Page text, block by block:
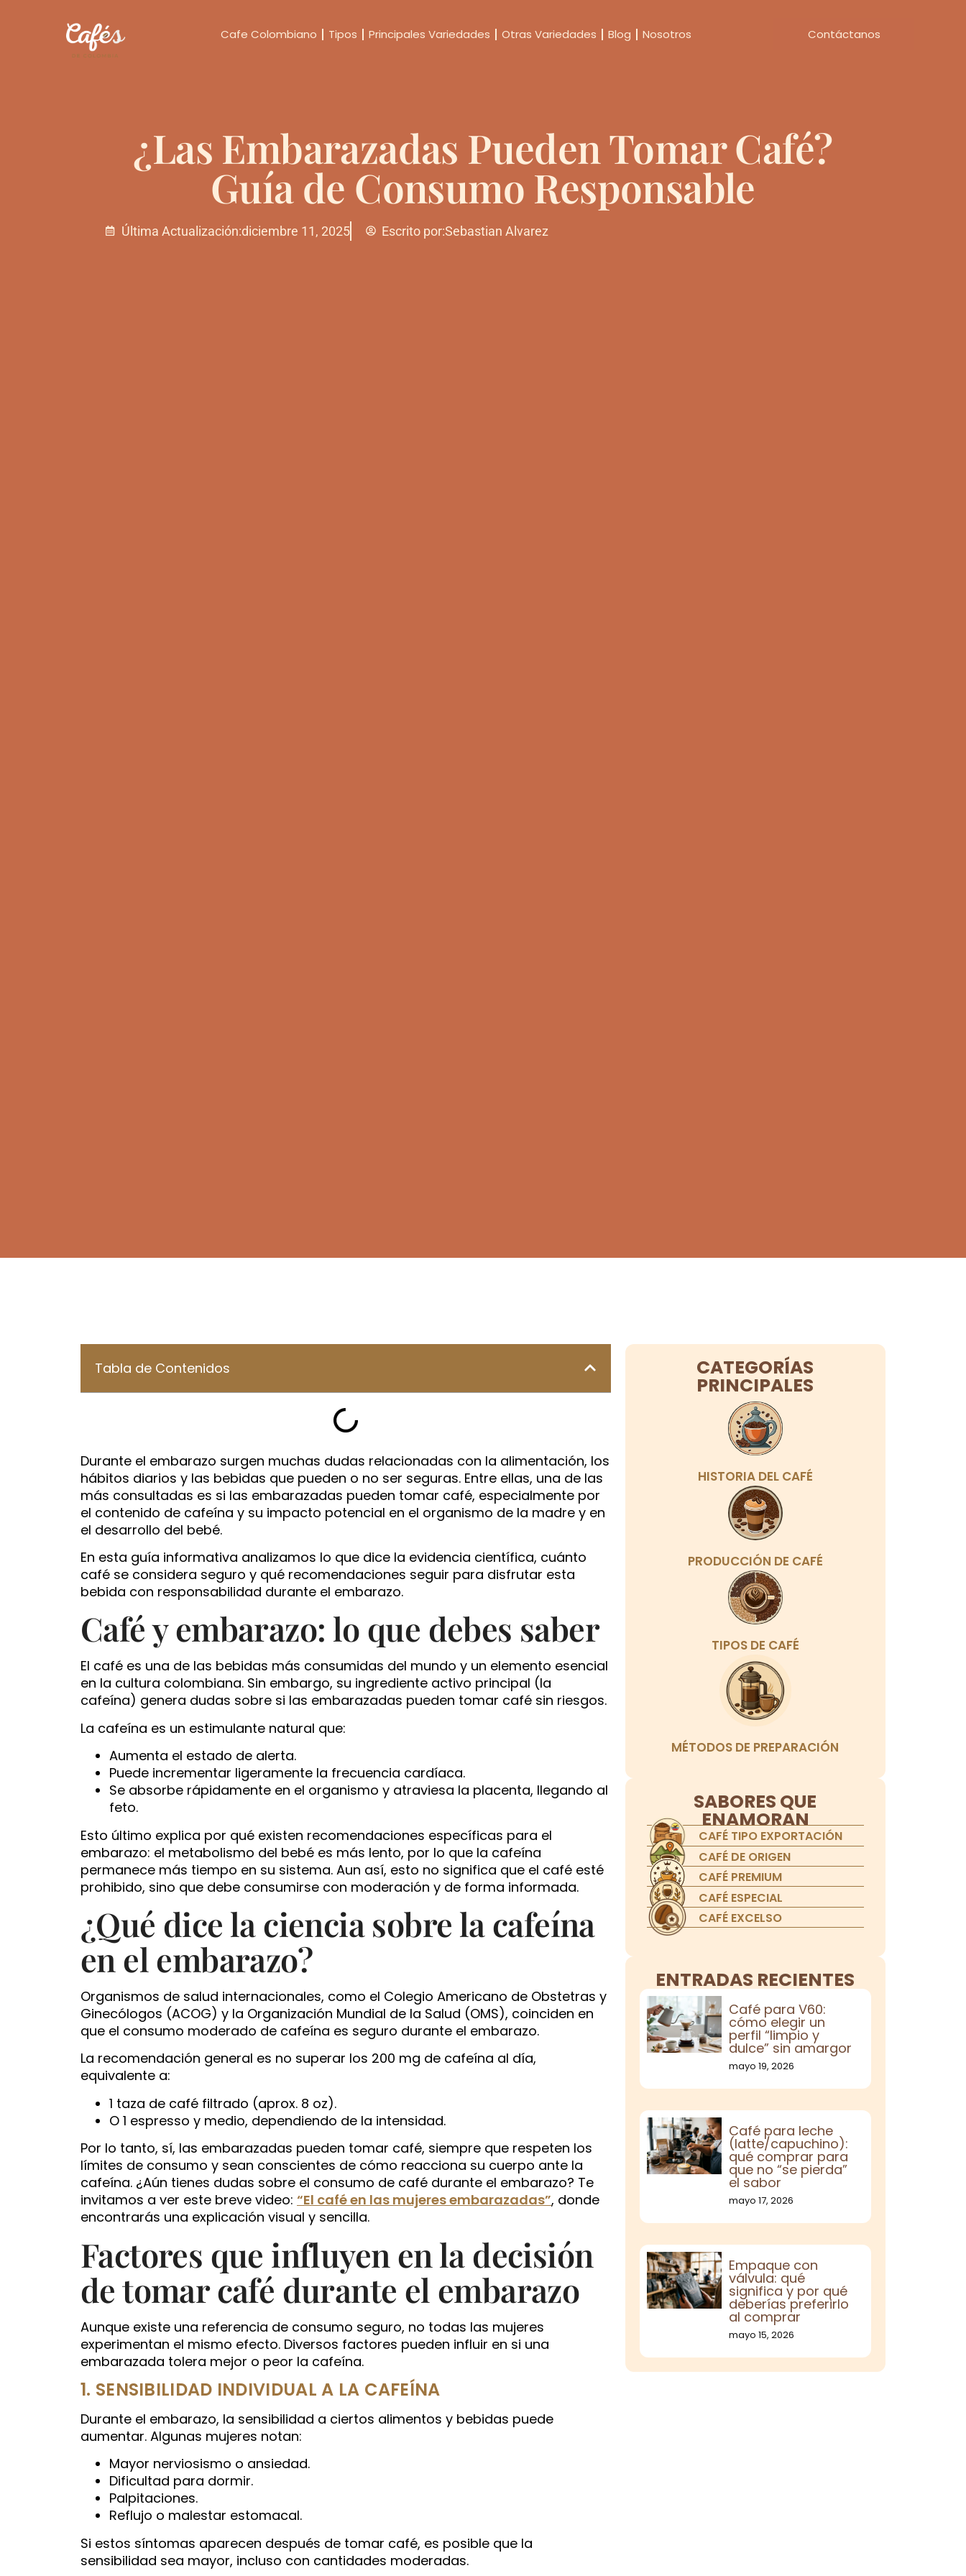
Cafe Colombiano Tipos Principales Variedades Otras Variedades Blog Nosotros Contáctanos
¿Las Embarazadas Pueden Tomar Café?
Guía de Consumo Responsable
Última Actualización:diciembre 11, 2025 Escrito por:Sebastian Alvarez
Tabla de Contenidos
Durante el embarazo surgen muchas dudas relacionadas con la alimentación, los
hábitos diarios y las bebidas que pueden o no ser seguras. Entre ellas, una de las
más consultadas es si las embarazadas pueden tomar café, especialmente por
el contenido de cafeína y su impacto potencial en el organismo de la madre y en
el desarrollo del bebé.
En esta guía informativa analizamos lo que dice la evidencia científica, cuánto
café se considera seguro y qué recomendaciones seguir para disfrutar esta
bebida con responsabilidad durante el embarazo.
Café y embarazo: lo que debes saber
El café es una de las bebidas más consumidas del mundo y un elemento esencial
en la cultura colombiana. Sin embargo, su ingrediente activo principal (la
cafeína) genera dudas sobre si las embarazadas pueden tomar café sin riesgos.
La cafeína es un estimulante natural que:
Aumenta el estado de alerta.
Puede incrementar ligeramente la frecuencia cardíaca.
Se absorbe rápidamente en el organismo y atraviesa la placenta, llegando al
feto.
Esto último explica por qué existen recomendaciones específicas para el
embarazo: el metabolismo del bebé es más lento, por lo que la cafeína
permanece más tiempo en su sistema. Aun así, esto no significa que el café esté
prohibido, sino que debe consumirse con moderación y de forma informada.
¿Qué dice la ciencia sobre la cafeína
en el embarazo?
Organismos de salud internacionales, como el Colegio Americano de Obstetras y
Ginecólogos (ACOG) y la Organización Mundial de la Salud (OMS), coinciden en
que el consumo moderado de cafeína es seguro durante el embarazo.
La recomendación general es no superar los 200 mg de cafeína al día,
equivalente a:
1 taza de café filtrado (aprox. 8 oz).
O 1 espresso y medio, dependiendo de la intensidad.
Por lo tanto, sí, las embarazadas pueden tomar café, siempre que respeten los
límites de consumo y sean conscientes de cómo reacciona su cuerpo ante la
cafeína. ¿Aún tienes dudas sobre el consumo de café durante el embarazo? Te
invitamos a ver este breve video: “El café en las mujeres embarazadas”, donde
encontrarás una explicación visual y sencilla.
Factores que influyen en la decisión
de tomar café durante el embarazo
Aunque existe una referencia de consumo seguro, no todas las mujeres
experimentan el mismo efecto. Diversos factores pueden influir en si una
embarazada tolera mejor o peor la cafeína.
1. SENSIBILIDAD INDIVIDUAL A LA CAFEÍNA
Durante el embarazo, la sensibilidad a ciertos alimentos y bebidas puede
aumentar. Algunas mujeres notan:
Mayor nerviosismo o ansiedad.
Dificultad para dormir.
Palpitaciones.
Reflujo o malestar estomacal.
Si estos síntomas aparecen después de tomar café, es posible que la
sensibilidad sea mayor, incluso con cantidades moderadas.
CATEGORÍAS
PRINCIPALES
HISTORIA DEL CAFÉ
PRODUCCIÓN DE CAFÉ
TIPOS DE CAFÉ
MÉTODOS DE PREPARACIÓN
SABORES QUE
ENAMORAN
CAFÉ TIPO EXPORTACIÓN
CAFÉ DE ORIGEN
CAFÉ PREMIUM
CAFÉ ESPECIAL
CAFÉ EXCELSO
ENTRADAS RECIENTES
Café para V60:
cómo elegir un
perfil “limpio y
dulce” sin amargor
mayo 19, 2026
Café para leche
(latte/capuchino):
qué comprar para
que no “se pierda”
el sabor
mayo 17, 2026
Empaque con
válvula: qué
significa y por qué
deberías preferirlo
al comprar
mayo 15, 2026